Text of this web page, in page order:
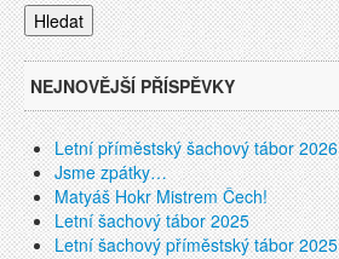
NEJNOVĚJŠÍ PŘÍSPĚVKY
Letní příměstský šachový tábor 2026
Jsme zpátky…
Matyáš Hokr Mistrem Čech!
Letní šachový tábor 2025
Letní šachový příměstský tábor 2025